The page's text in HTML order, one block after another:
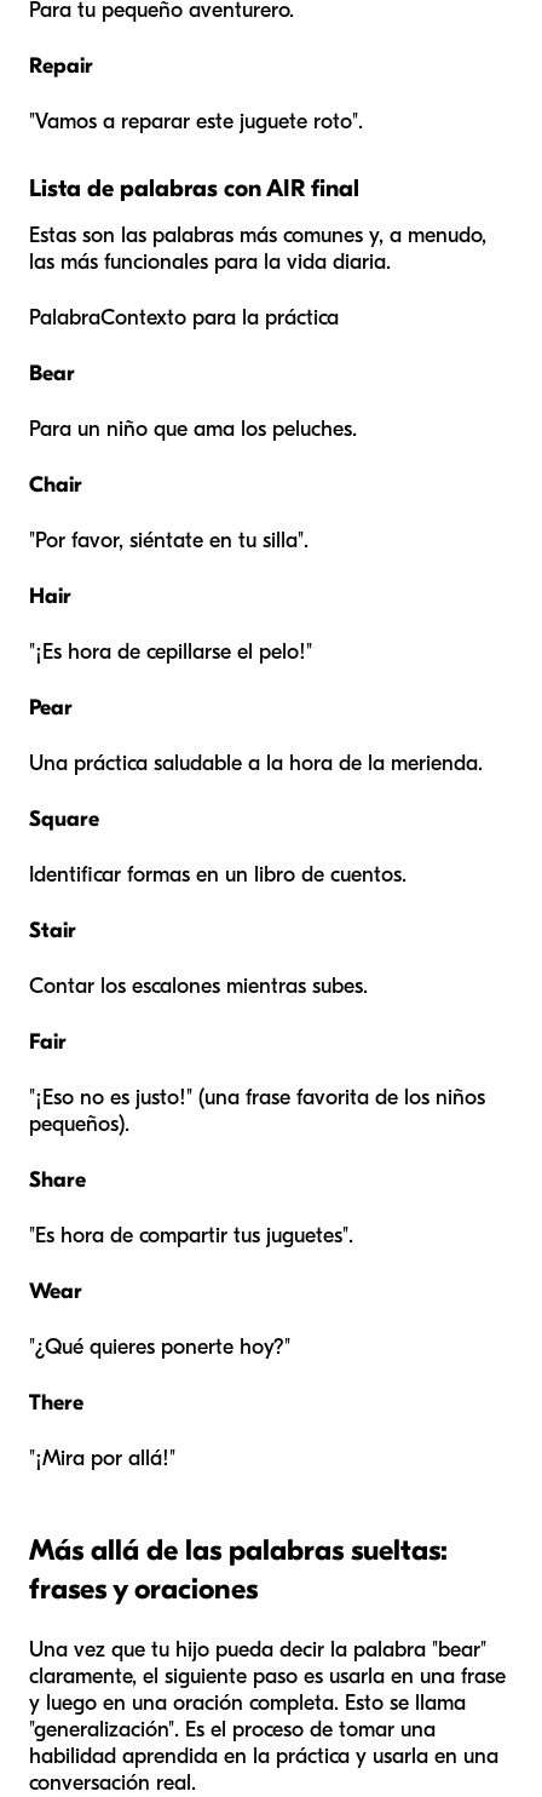
Para tu pequeño aventurero.
Repair
"Vamos a reparar este juguete roto".
Lista de palabras con AIR final
Estas son las palabras más comunes y, a menudo,
las más funcionales para la vida diaria.
PalabraContexto para la práctica
Bear
Para un niño que ama los peluches.
Chair
"Por favor, siéntate en tu silla".
Hair
"¡Es hora de cepillarse el pelo!"
Pear
Una práctica saludable a la hora de la merienda.
Square
Identificar formas en un libro de cuentos.
Stair
Contar los escalones mientras subes.
Fair
"¡Eso no es justo!" (una frase favorita de los niños
pequeños).
Share
"Es hora de compartir tus juguetes".
Wear
"¿Qué quieres ponerte hoy?"
There
"¡Mira por allá!"
Más allá de las palabras sueltas:
frases y oraciones
Una vez que tu hijo pueda decir la palabra "bear"
claramente, el siguiente paso es usarla en una frase
y luego en una oración completa. Esto se llama
"generalización". Es el proceso de tomar una
habilidad aprendida en la práctica y usarla en una
conversación real.